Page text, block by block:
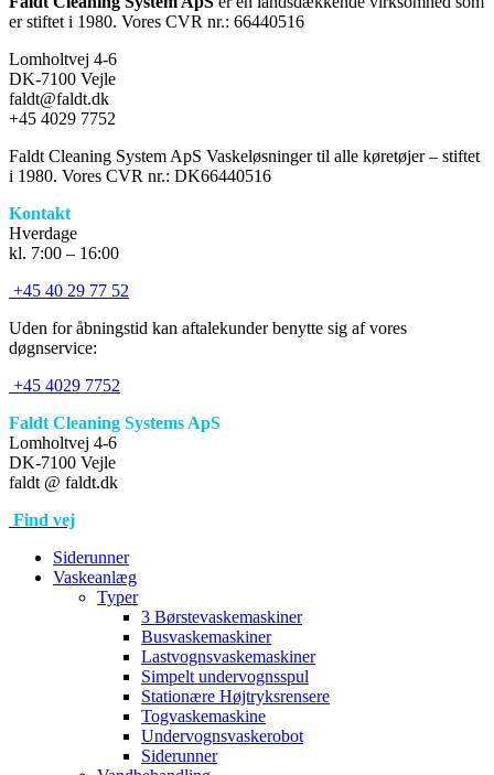
er stiftet i 1980. Vores CVR nr.: 66440516
Lomholtvej 4-6
DK-7100 Vejle
faldt@faldt.dk
+45 4029 7752
Faldt Cleaning System ApS Vaskeløsninger til alle køretøjer – stiftet
i 1980. Vores CVR nr.: DK66440516
Kontakt
Hverdage
kl. 7:00 – 16:00
+45 40 29 77 52
Uden for åbningstid kan aftalekunder benytte sig af vores
døgnservice:
+45 4029 7752
Faldt Cleaning Systems ApS
Lomholtvej 4-6
DK-7100 Vejle
faldt @ faldt.dk
Find vej
Siderunner
Vaskeanlæg
Typer
3 Børstevaskemaskiner
Busvaskemaskiner
Lastvognsvaskemaskiner
Simpelt undervognsspul
Stationære Højtryksrensere
Togvaskemaskine
Undervognsvaskerobot
Siderunner